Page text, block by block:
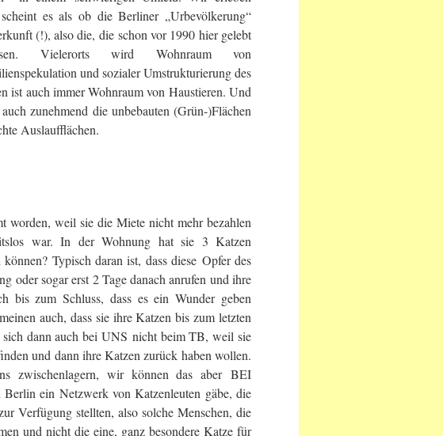
es als ob die Berliner „Urbevölkerung“
(!), also die, die schon vor 1990 hier gelebt
Vielerorts wird Wohnraum von
und sozialer Umstrukturierung des
ist auch immer Wohnraum von Haustieren. Und
zunehmend die unbebauten (Grün-)Flächen
Auslaufflächen.
worden, weil sie die Miete nicht mehr bezahlen
war. In der Wohnung hat sie 3 Katzen
Typisch daran ist, dass diese Opfer des
oder sogar erst 2 Tage danach anrufen und ihre
bis zum Schluss, dass es ein Wunder geben
auch, dass sie ihre Katzen bis zum letzten
dann auch bei UNS nicht beim TB, weil sie
und dann ihre Katzen zurück haben wollen.
zwischenlagern, wir können das aber BEI
ein Netzwerk von Katzenleuten gäbe, die
Verfügung stellten, also solche Menschen, die
und nicht die eine, ganz besondere Katze für